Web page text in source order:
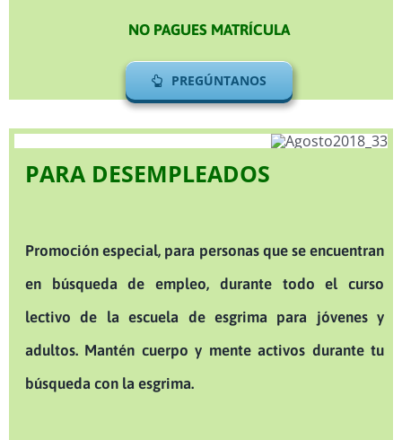
NO PAGUES MATRÍCULA
PREGÚNTANOS
PARA DESEMPLEADOS
Promoción especial, para personas que se encuentran
en búsqueda de empleo, durante todo el curso
lectivo de la escuela de esgrima para jóvenes y
adultos. Mantén cuerpo y mente activos durante tu
búsqueda con la esgrima.